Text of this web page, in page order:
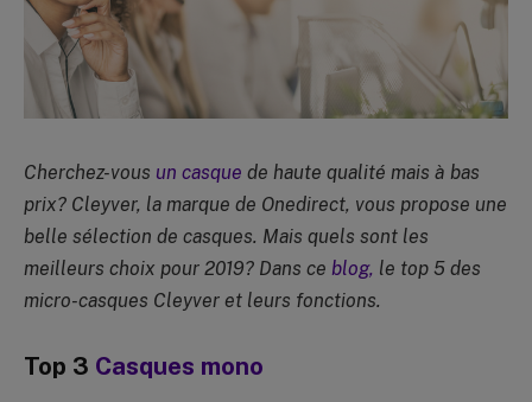
Cherchez-vous un casque de haute qualité mais à bas
prix? Cleyver, la marque de Onedirect, vous propose une
belle sélection de casques. Mais quels sont les
meilleurs choix pour 2019? Dans ce blog, le top 5 des
micro-casques Cleyver et leurs fonctions.
Top 3 Casques mono